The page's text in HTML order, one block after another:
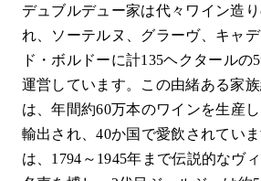
デュブルデュー家は代々ワイン造
れ、ソーテルヌ、グラーヴ、キャ
ド・ボルドーに計135ヘクタールの
運営しています。この由緒ある家
は、年間約60万本のワインを生産
輸出され、40か国で愛飲されてい
は、1794～1945年まで伝説的なヴ